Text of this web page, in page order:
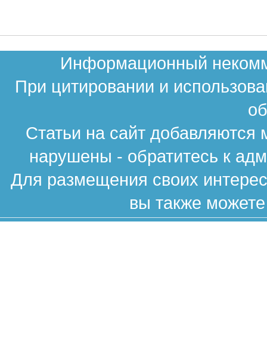
Информационный
При цитировании и
Статьи на сайт
нарушены - обратитесь к
Для размещения своих
вы также